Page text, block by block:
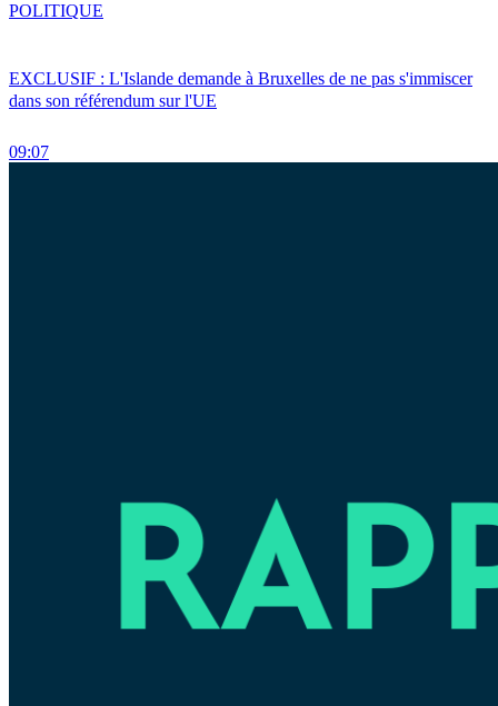
EXCLUSIF : L'Islande demande à Bruxelles de ne pas s'immiscer
dans son référendum sur l'UE
09:07
POLITIQUE